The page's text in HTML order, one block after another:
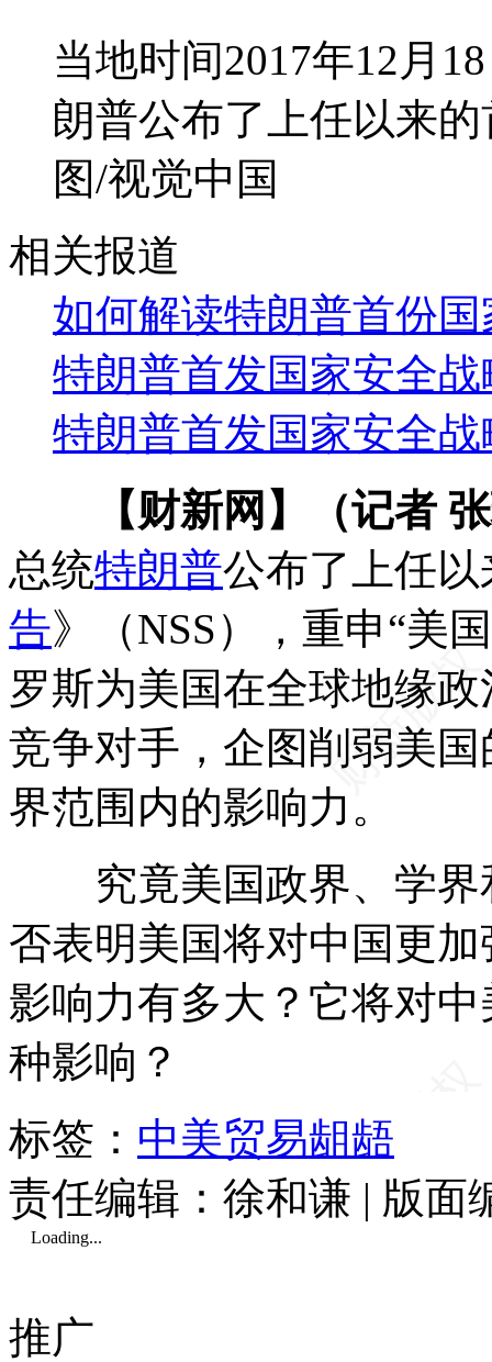
当地时间2017年12月
朗普公布了上任以来
图/视觉中国
相关报道
如何解读特朗普首份
特朗普首发国家安全
特朗普首发国家安全
【财新网】（记者
总统特朗普公布了上任
告》（NSS），重申“美
罗斯为美国在全球地缘
竞争对手，企图削弱美
界范围内的影响力。
究竟美国政界、学界
否表明美国将对中国更
影响力有多大？它将对
种影响？
标签： 中美贸易龃龉
责任编辑：徐和谦 | 版面
Loading...
推广